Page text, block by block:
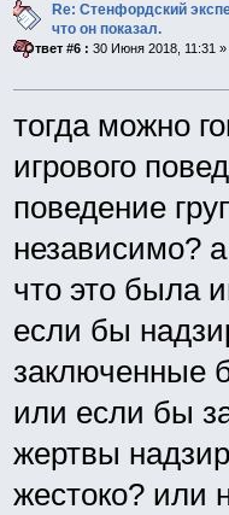
Re: Стенфордский
что он показал.
«Ответ #6 : 30 Июня 2018, 11:31 »
тогда можно
игрового
поведение
независимо?
что это была
если бы
заключенные
или если бы
жертвы
жестоко? или